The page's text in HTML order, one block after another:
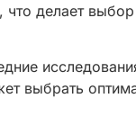
делает
выбрать